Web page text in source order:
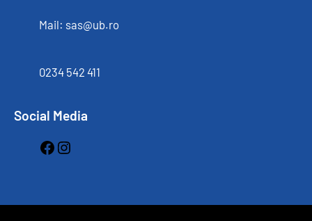
Mail: sas@ub.ro
0234 542 411
Social Media
Facebook Instagram